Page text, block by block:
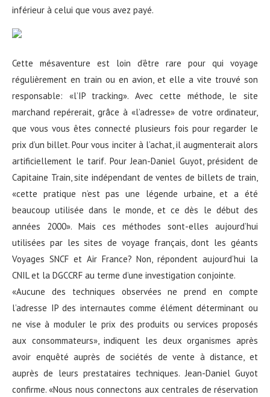
inférieur à celui que vous avez payé.
Cette mésaventure est loin d’être rare pour qui voyage
régulièrement en train ou en avion, et elle a vite trouvé son
responsable: «l’IP tracking». Avec cette méthode, le site
marchand repérerait, grâce à «l’adresse» de votre ordinateur,
que vous vous êtes connecté plusieurs fois pour regarder le
prix d’un billet. Pour vous inciter à l’achat, il augmenterait alors
artificiellement le tarif. Pour Jean-Daniel Guyot, président de
Capitaine Train, site indépendant de ventes de billets de train,
«cette pratique n’est pas une légende urbaine, et a été
beaucoup utilisée dans le monde, et ce dès le début des
années 2000». Mais ces méthodes sont-elles aujourd’hui
utilisées par les sites de voyage français, dont les géants
Voyages SNCF et Air France? Non, répondent aujourd’hui la
CNIL et la DGCCRF au terme d’une investigation conjointe.
«Aucune des techniques observées ne prend en compte
l’adresse IP des internautes comme élément déterminant ou
ne vise à moduler le prix des produits ou services proposés
aux consommateurs», indiquent les deux organismes après
avoir enquêté auprès de sociétés de vente à distance, et
auprès de leurs prestataires techniques. Jean-Daniel Guyot
confirme. «Nous nous connectons aux centrales de réservation